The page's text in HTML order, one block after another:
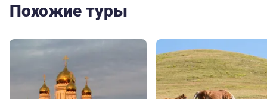
Похожие туры